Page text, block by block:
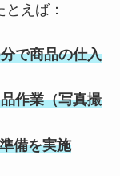
えば：
で商品の仕入
作業（写真撮
備を実施